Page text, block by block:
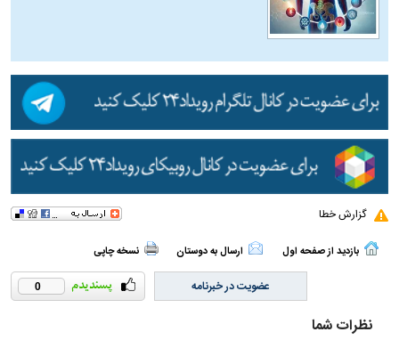
گزارش خطا
بازدید از صفحه اول ارسال به دوستان نسخه چاپی
0 عضویت در خبرنامه
نظرات شما